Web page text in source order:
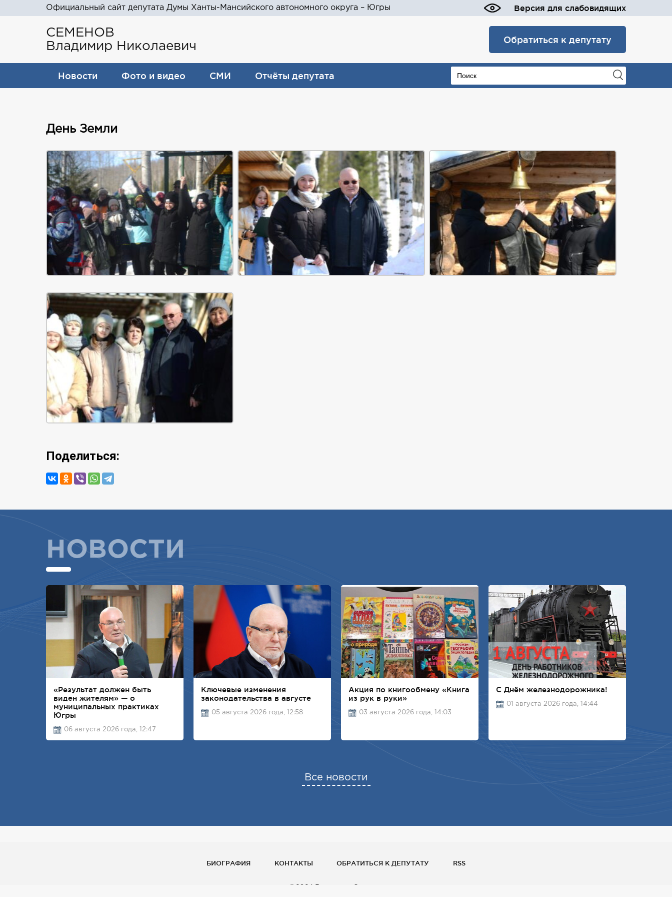
Официальный сайт депутата Думы Ханты-Мансийского автономного округа – Югры Версия для слабовидящих
СЕМЕНОВ
Владимир Николаевич
Обратиться к депутату
Новости Фото и видео СМИ Отчёты депутата
День Земли
Поделиться:
НОВОСТИ
«Результат должен быть
виден жителям» — о
муниципальных практиках
Югры
06 августа 2026 года, 12:47
Ключевые изменения
законодательства в августе
05 августа 2026 года, 12:58
Акция по книгообмену «Книга
из рук в руки»
03 августа 2026 года, 14:03
С Днём железнодорожника!
01 августа 2026 года, 14:44
Все новости
БИОГРАФИЯ КОНТАКТЫ ОБРАТИТЬСЯ К ДЕПУТАТУ RSS